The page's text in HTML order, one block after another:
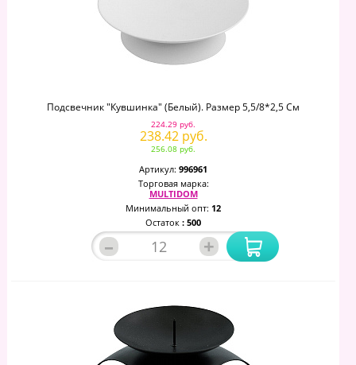
Подсвечник "Кувшинка" (белый). Размер 5,5/8*2,5 См
224.29 руб.
238.42 руб.
256.08 руб.
Артикул: 996961
Торговая марка:
MULTIDOM
Минимальный опт: 12
Остаток : 500
– +